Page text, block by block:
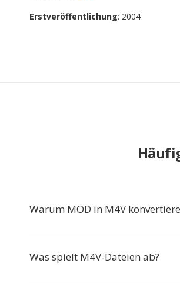
Erstveröffentlichung: 2004
Warum MOD in M4V
Was spielt M4V-Dateien ab?